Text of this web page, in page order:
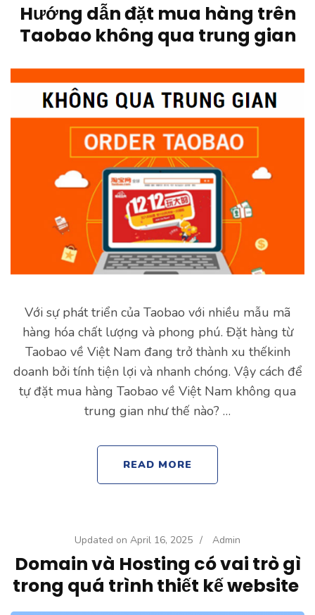
Hướng dẫn đặt mua hàng trên
Taobao không qua trung gian
Với sự phát triển của Taobao với nhiều mẫu mã
hàng hóa chất lượng và phong phú. Đặt hàng từ
Taobao về Việt Nam đang trở thành xu thếkinh
doanh bởi tính tiện lợi và nhanh chóng. Vậy cách để
tự đặt mua hàng Taobao về Việt Nam không qua
trung gian như thế nào? …
READ MORE
Updated on April 16, 2025 / Admin
Domain và Hosting có vai trò gì
trong quá trình thiết kế website